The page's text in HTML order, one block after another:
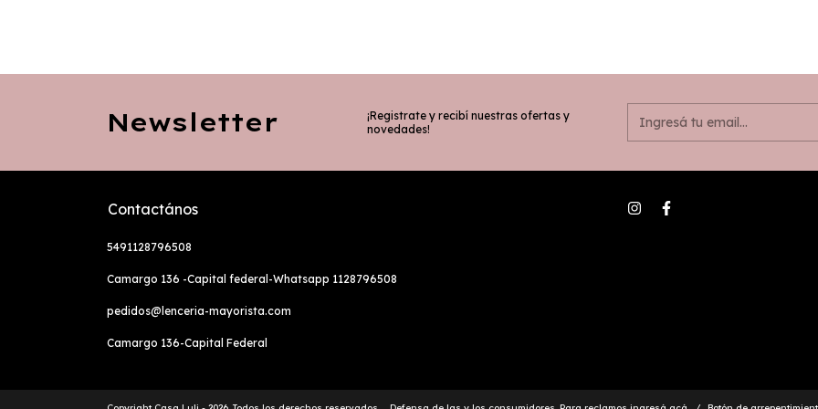
Newsletter
¡Registrate y recibí nuestras ofertas y
novedades!
Contactános
5491128796508
Camargo 136 -Capital federal-Whatsapp 1128796508
pedidos@lenceria-mayorista.com
Camargo 136-Capital Federal